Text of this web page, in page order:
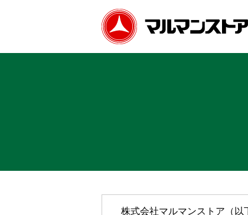
株式会社マルマンストア（